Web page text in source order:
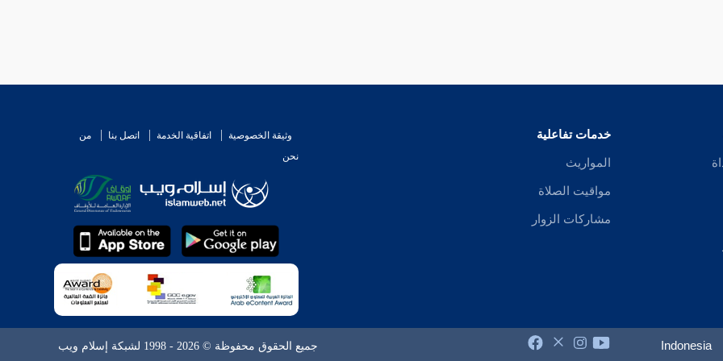
خدمات تفاعلية
المواريث
مواقيت الصلاة
مشاركات الزوار
وثيقة الخصوصية اتفاقية الخدمة اتصل بنا
من
نحن
Indonesia جميع الحقوق محفوظة © 2026 - 1998 لشبكة إسلام ويب